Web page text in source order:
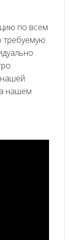
по всем
требуемую
нашем